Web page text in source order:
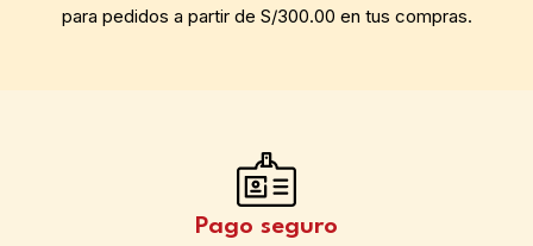
para pedidos a partir de S/300.00 en tus compras.
Pago seguro